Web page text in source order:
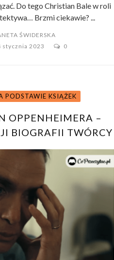
Do tego Christian Bale w roli
Brzmi ciekawie? ...
ŚWIDERSKA
stycznia 2023
0
PODSTAWIE KSIĄŻEK
OPPENHEIMERA –
BIOGRAFII TWÓRCY
ATOMOWEJ